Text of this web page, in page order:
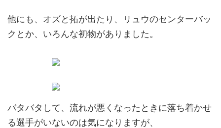
他にも、オズと拓が出たり、リュウのセンターバッ
クとか、いろんな初物がありました。
バタバタして、流れが悪くなったときに落ち着かせ
る選手がいないのは気になりますが、